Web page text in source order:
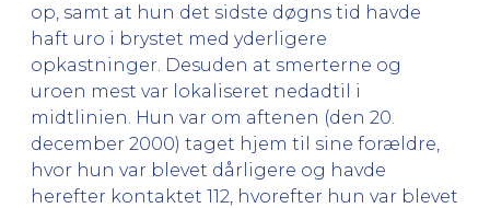
op, samt at hun det sidste døgns tid havde
haft uro i brystet med yderligere
opkastninger. Desuden at smerterne og
uroen mest var lokaliseret nedadtil i
midtlinien. Hun var om aftenen (den 20.
december 2000) taget hjem til sine forældre,
hvor hun var blevet dårligere og havde
herefter kontaktet 112, hvorefter hun var blevet